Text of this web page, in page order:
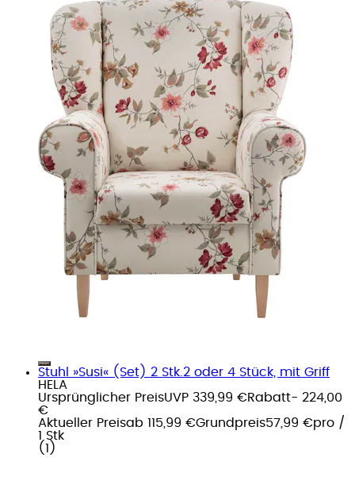
Stuhl »Susi« (Set) 2 Stk.2 oder 4 Stück, mit Griff
HELA
Ursprünglicher PreisUVP 339,99 €Rabatt- 224,00
€
Aktueller Preisab 115,99 €Grundpreis57,99 €pro /
1 Stk
( 1 )